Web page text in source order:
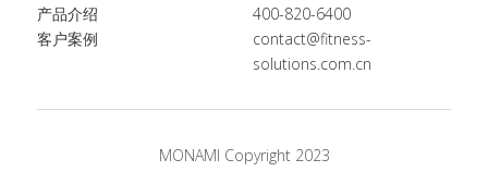
产品介绍
客户案例
400-820-6400
contact@fitness-
solutions.com.cn
MONAMI Copyright 2023